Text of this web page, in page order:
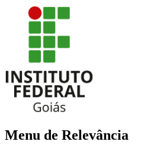
Menu de Relevância